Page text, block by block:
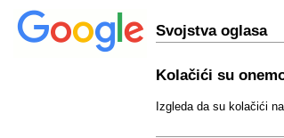
Svojstva oglasa
Kolačići su
Izgleda da su kolačići